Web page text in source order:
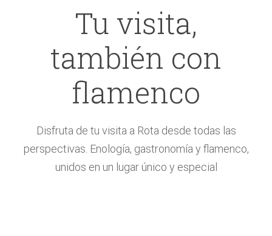
Tu visita,
también con
flamenco
Disfruta de tu visita a Rota desde todas las
perspectivas. Enología, gastronomía y flamenco,
unidos en un lugar único y especial